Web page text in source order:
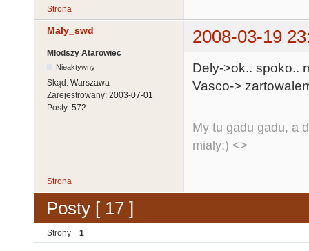
Strona
Maly_swd 2008-03-19
Młodszy Atarowiec
Nieaktywny
Skąd: Warszawa
Zarejestrowany: 2003-07-01
Posty: 572
Dely->ok.. spoko..
Vasco->
My tu gadu gadu, a
mialy:) <>
Strona
Posty [ 17 ]
Strony 1